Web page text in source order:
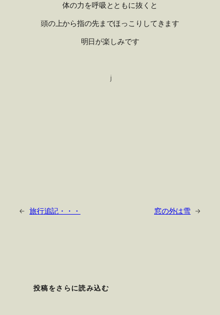
体の力を呼吸とともに抜くと
頭の上から指の先までほっこりしてきます
明日が楽しみです
j
← 旅行追記・・・ 窓の外は雪 →
投稿をさらに読み込む